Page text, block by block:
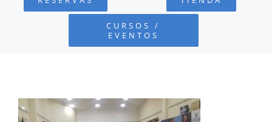
FUNDACIÓN
CURSOS /
EVENTOS